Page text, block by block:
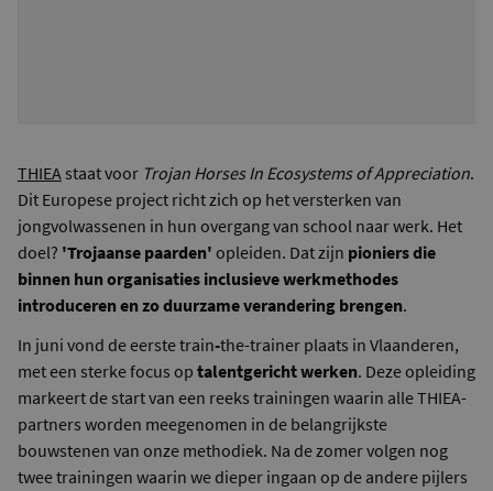
THIEAstaat voor Trojan Horses In Ecosystems of Appreciation.
Dit Europese project richt zich op het versterken van
jongvolwassenen in hun overgang van school naar werk. Het
doel? 'Trojaanse paarden' opleiden. Dat zijn pioniers die
binnen hun organisaties inclusieve werkmethodes
introduceren en zo duurzame verandering brengen.
In juni vond de eerste train-the-trainer plaats in Vlaanderen,
met een sterke focus op talentgericht werken. Deze opleiding
markeert de start van een reeks trainingen waarin alle THIEA-
partners worden meegenomen in de belangrijkste
bouwstenen van onze methodiek. Na de zomer volgen nog
twee trainingen waarin we dieper ingaan op de andere pijlers